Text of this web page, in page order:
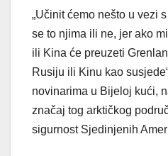
„Učinit ćemo nešto u vezi
se to njima ili ne, jer ako
ili Kina će preuzeti
Rusiju ili Kinu kao
novinarima u Bijeloj kući,
značaj tog arktičkog
sigurnost Sjedinjenih